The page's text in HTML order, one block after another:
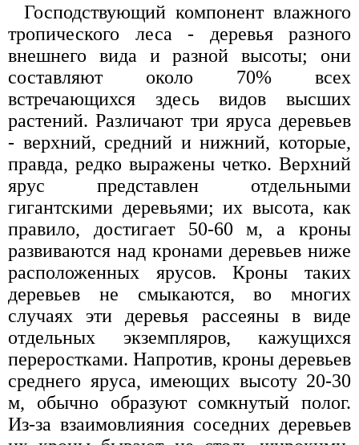
Господствующий компонент влажного
тропического леса - деревья разного
внешнего вида и разной высоты; они
составляют около 70% всех
встречающихся здесь видов высших
растений. Различают три яруса деревьев
- верхний, средний и нижний, которые,
правда, редко выражены четко. Верхний
ярус представлен отдельными
гигантскими деревьями; их высота, как
правило, достигает 50-60 м, а кроны
развиваются над кронами деревьев ниже
расположенных ярусов. Кроны таких
деревьев не смыкаются, во многих
случаях эти деревья рассеяны в виде
отдельных экземпляров, кажущихся
переростками. Напротив, кроны деревьев
среднего яруса, имеющих высоту 20-30
м, обычно образуют сомкнутый полог.
Из-за взаимовлияния соседних деревьев